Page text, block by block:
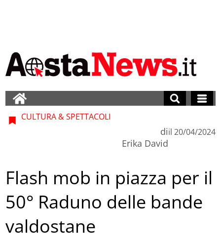
CULTURA & SPETTACOLI
di
Erika David
il 20/04/2024
Flash mob in piazza per il
50° Raduno delle bande
valdostane